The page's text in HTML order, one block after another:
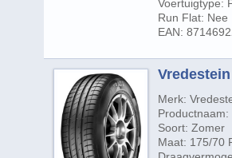
Voertuigtype:
Run Flat: Nee
EAN:
Merk:
Productnaam:
Soort: Zomer
Maat: 175/70